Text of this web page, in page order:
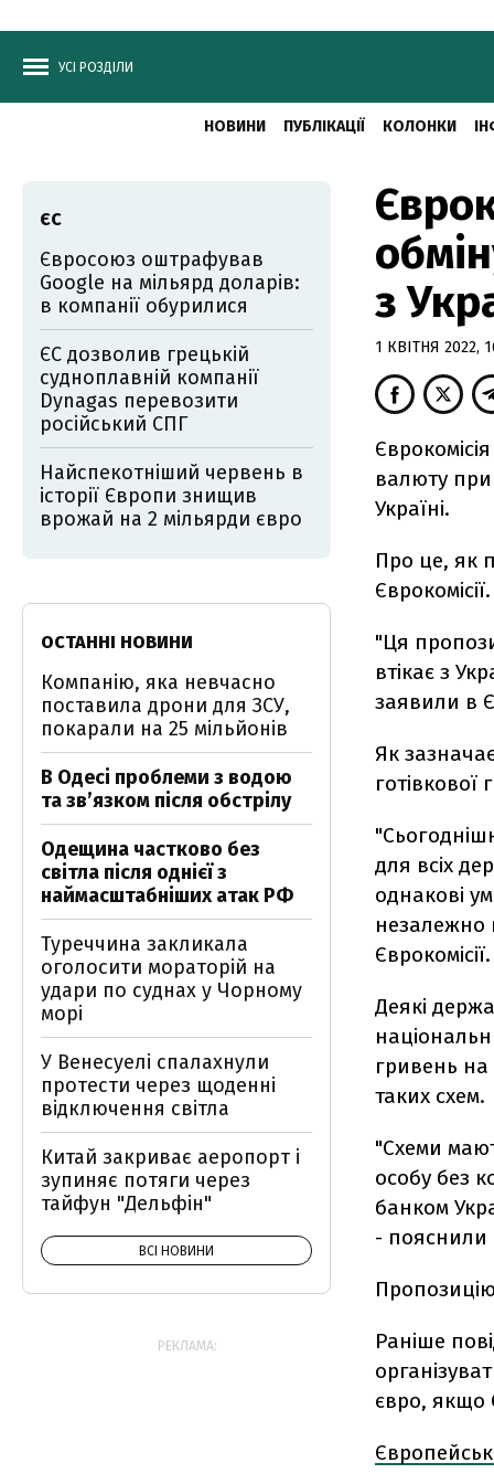
УСІ РОЗДІЛИ
НОВИНИ ПУБЛІКАЦІЇ КОЛОНКИ
з
1 КВІТНЯ 2022,
валюту
Україні.
Про це, як
Єврокомісії.
"Ця
втікає з
заявили в
Як
для всіх
однакові
незалежно
Єврокомісії.
Деякі
гривень на
таких схем.
"Схеми
особу без
банком
- пояснили
Раніше
євро, якщо
ЄС
Євросоюз оштрафував
Google на мільярд доларів:
в компанії обурилися
ЄС дозволив грецькій
судноплавній компанії
Dynagas перевозити
російський СПГ
Найспекотніший червень в
історії Європи знищив
врожай на 2 мільярди євро
ОСТАННІ НОВИНИ
Компанію, яка невчасно
поставила дрони для ЗСУ,
покарали на 25 мільйонів
В Одесі проблеми з водою
та звʼязком після обстрілу
Одещина частково без
світла після однієї з
наймасштабніших атак РФ
Туреччина закликала
оголосити мораторій на
удари по суднах у Чорному
морі
У Венесуелі спалахнули
протести через щоденні
відключення світла
Китай закриває аеропорт і
зупиняє потяги через
тайфун "Дельфін"
ВСІ НОВИНИ
РЕКЛАМА: